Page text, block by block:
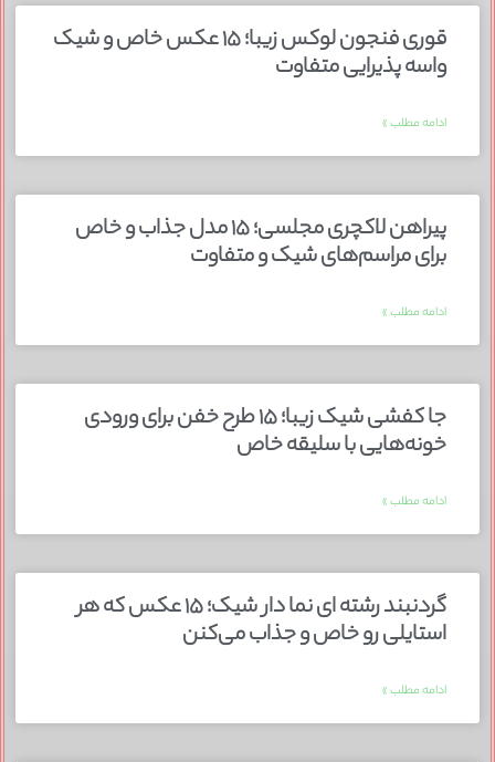
قوری فنجون لوکس زیبا؛ ۱۵ عکس خاص و شیک
واسه پذیرایی متفاوت
ادامه مطلب »
پیراهن لاکچری مجلسی؛ ۱۵ مدل جذاب و خاص
برای مراسم‌های شیک و متفاوت
ادامه مطلب »
جا کفشی شیک زیبا؛ ۱۵ طرح خفن برای ورودی
خونه‌هایی با سلیقه خاص
ادامه مطلب »
گردنبند رشته ای نما دار شیک؛ ۱۵ عکس که هر
استایلی رو خاص و جذاب می‌کنن
ادامه مطلب »